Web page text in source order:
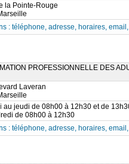
la Pointe-Rouge
: téléphone, adresse, horaires,
PROFESSIONNELLE DES
Laveran
au jeudi de 08h00 à 12h30 et de
de 08h00 à 12h30
: téléphone, adresse, horaires,